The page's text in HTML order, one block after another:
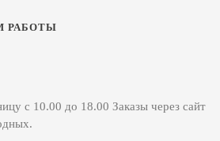
РАБОТЫ
с 10.00 до 18.00 Заказы через сайт